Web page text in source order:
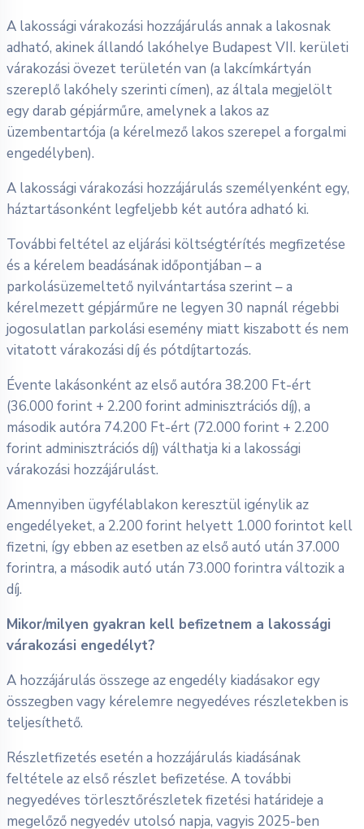
A lakossági várakozási hozzájárulás annak a lakosnak
adható, akinek állandó lakóhelye Budapest VII. kerületi
várakozási övezet területén van (a lakcímkártyán
szereplő lakóhely szerinti címen), az általa megjelölt
egy darab gépjárműre, amelynek a lakos az
üzembentartója (a kérelmező lakos szerepel a forgalmi
engedélyben).
A lakossági várakozási hozzájárulás személyenként egy,
háztartásonként legfeljebb két autóra adható ki.
További feltétel az eljárási költségtérítés megfizetése
és a kérelem beadásának időpontjában – a
parkolásüzemeltető nyilvántartása szerint – a
kérelmezett gépjárműre ne legyen 30 napnál régebbi
jogosulatlan parkolási esemény miatt kiszabott és nem
vitatott várakozási díj és pótdíjtartozás.
Évente lakásonként az első autóra 38.200 Ft-ért
(36.000 forint + 2.200 forint adminisztrációs díj), a
második autóra 74.200 Ft-ért (72.000 forint + 2.200
forint adminisztrációs díj) válthatja ki a lakossági
várakozási hozzájárulást.
Amennyiben ügyfélablakon keresztül igénylik az
engedélyeket, a 2.200 forint helyett 1.000 forintot kell
fizetni, így ebben az esetben az első autó után 37.000
forintra, a második autó után 73.000 forintra változik a
díj.
Mikor/milyen gyakran kell befizetnem a lakossági
várakozási engedélyt?
A hozzájárulás összege az engedély kiadásakor egy
összegben vagy kérelemre negyedéves részletekben is
teljesíthető.
Részletfizetés esetén a hozzájárulás kiadásának
feltétele az első részlet befizetése. A további
negyedéves törlesztőrészletek fizetési határideje a
megelőző negyedév utolsó napja, vagyis 2025-ben